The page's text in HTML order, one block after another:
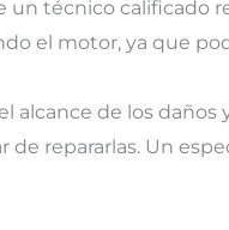
un técnico calificado
el motor, ya que
alcance de los daños
repararlas. Un